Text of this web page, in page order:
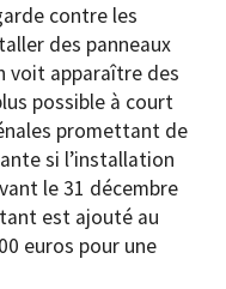
contre les
des panneaux
voit apparaître des
possible à court
promettant de
si l’installation
le 31 décembre
est ajouté au
euros pour une